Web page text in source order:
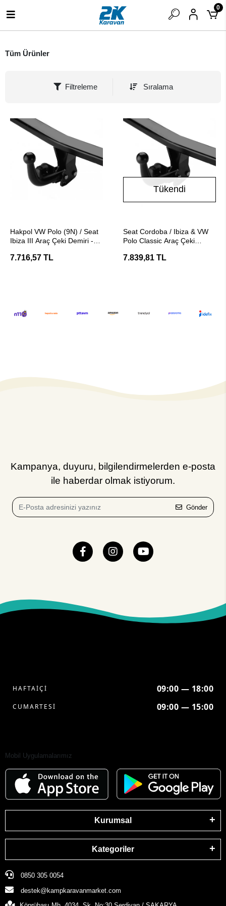
0
Tüm Ürünler
Filtreleme Sıralama
Hakpol VW Polo (9N) / Seat
Ibiza III Araç Çeki Demiri -
7.716,57 TL
Tükendi
Seat Cordoba / Ibiza & VW
Polo Classic Araç Çeki
7.839,81 TL
Kampanya, duyuru, bilgilendirmelerden e-posta
ile haberdar olmak istiyorum.
Gönder
HAFTAİÇİ 09:00 — 18:00
CUMARTESİ 09:00 — 15:00
Mobil Uygulamalarımız
Kurumsal
Kategoriler
0850 305 0054
destek@kampkaravanmarket.com